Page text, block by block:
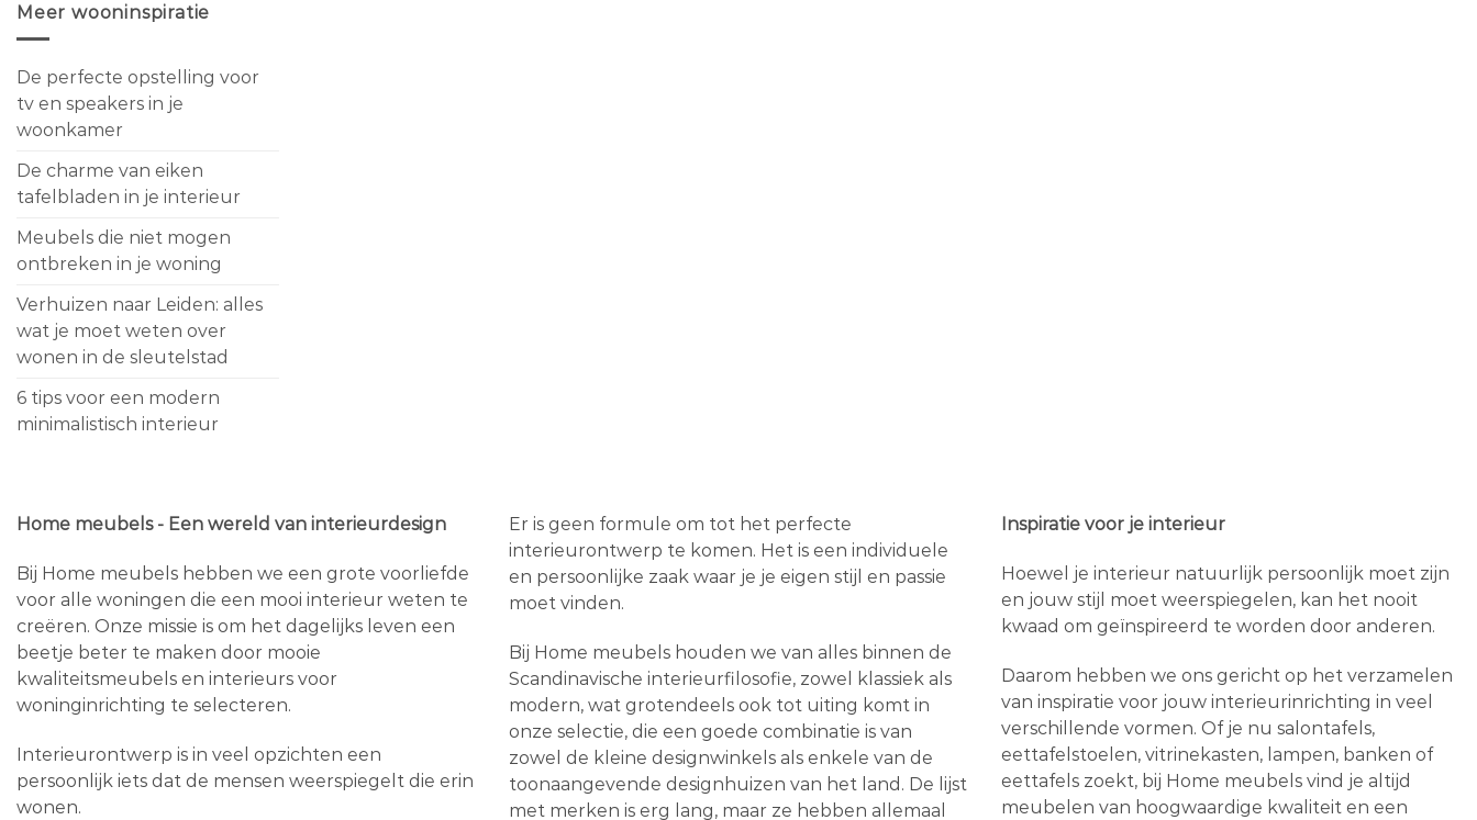
Meer wooninspiratie
De perfecte opstelling voor
tv en speakers in je
woonkamer
De charme van eiken
tafelbladen in je interieur
Meubels die niet mogen
ontbreken in je woning
Verhuizen naar Leiden: alles
wat je moet weten over
wonen in de sleutelstad
6 tips voor een modern
minimalistisch interieur
Home meubels - Een wereld van interieurdesign
Bij Home meubels hebben we een grote voorliefde
voor alle woningen die een mooi interieur weten te
creëren. Onze missie is om het dagelijks leven een
beetje beter te maken door mooie
kwaliteitsmeubels en interieurs voor
woninginrichting te selecteren.
Interieurontwerp is in veel opzichten een
persoonlijk iets dat de mensen weerspiegelt die erin
wonen.
Er is geen formule om tot het perfecte
interieurontwerp te komen. Het is een individuele
en persoonlijke zaak waar je je eigen stijl en passie
moet vinden.
Bij Home meubels houden we van alles binnen de
Scandinavische interieurfilosofie, zowel klassiek als
modern, wat grotendeels ook tot uiting komt in
onze selectie, die een goede combinatie is van
zowel de kleine designwinkels als enkele van de
toonaangevende designhuizen van het land. De lijst
met merken is erg lang, maar ze hebben allemaal
Inspiratie voor je interieur
Hoewel je interieur natuurlijk persoonlijk moet zijn
en jouw stijl moet weerspiegelen, kan het nooit
kwaad om geïnspireerd te worden door anderen.
Daarom hebben we ons gericht op het verzamelen
van inspiratie voor jouw interieurinrichting in veel
verschillende vormen. Of je nu salontafels,
eettafelstoelen, vitrinekasten, lampen, banken of
eettafels zoekt, bij Home meubels vind je altijd
meubelen van hoogwaardige kwaliteit en een